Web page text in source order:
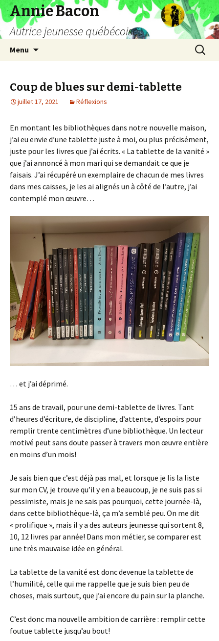
Annie Bacon
Autrice jeunesse québécoise
Menu
Coup de blues sur demi-tablette
juillet 17, 2021 Réflexions
En montant les bibliothèques dans notre nouvelle maison,
j’ai eu envie d’une tablette juste à moi, ou plus précisément,
juste pour les livres que j’ai écrits. « La tablette de la vanité »
que j’ai annoncé à mon mari qui se demandait ce que je
faisais. J’ai récupéré un exemplaire de chacun de mes livres
dans mes caisses, je les ai alignés un à côté de l’autre, j’ai
contemplé mon œuvre…
… et j’ai déprimé.
15 ans de travail, pour une demi-tablette de livres. Tant
d’heures d’écriture, de discipline, d’attente, d’espoirs pour
remplir trente centimètres d’une bibliothèque. Un lecteur
motivé peut sans doute passer à travers mon œuvre entière
en moins d’un mois!
Je sais bien que c’est déjà pas mal, et lorsque je lis la liste
sur mon CV, je trouve qu’il y en a beaucoup, je ne suis pas si
pessimiste, mais je ne sais pas pourquoi, cette journée-là,
dans cette bibliothèque-là, ça m’a semblé peu. On me dit
« prolifique », mais il y a des auteurs jeunesse qui sortent 8,
10, 12 livres par année! Dans mon métier, se comparer est
une très mauvaise idée en général.
La tablette de la vanité est donc devenue la tablette de
l’humilité, celle qui me rappelle que je suis bien peu de
choses, mais surtout, que j’ai encore du pain sur la planche.
C’est donc ma nouvelle ambition de carrière : remplir cette
foutue tablette jusqu’au bout!